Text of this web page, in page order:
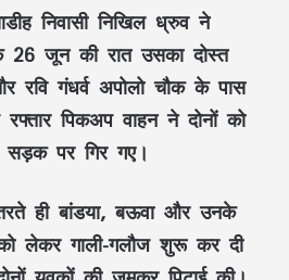
निवासी निखिल ध्रुव ने
26 जून की रात उसका दोस्त
रवि गंधर्व अपोलो चौक के पास
पिकअप वाहन ने दोनों को
पर गिर गए।
ही बांडया, बऊवा और उनके
लेकर गाली-गलौज शुरू कर दी